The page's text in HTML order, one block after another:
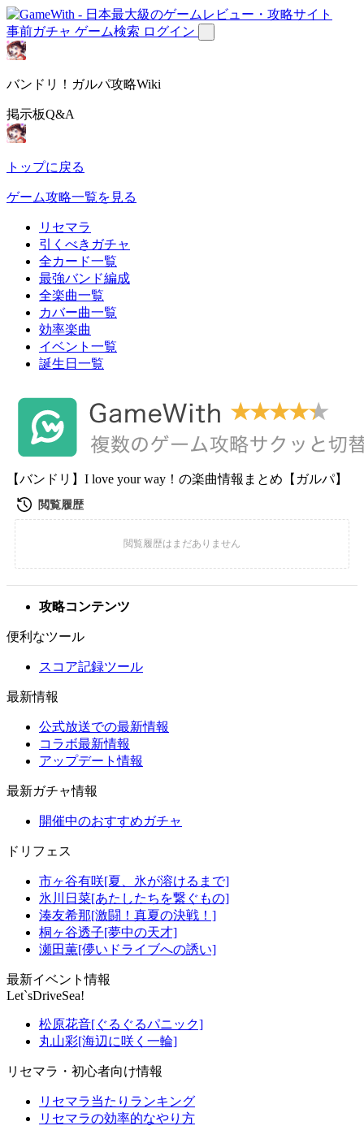
事前ガチャ ゲーム検索 ログイン
バンドリ！ガルパ攻略Wiki
掲示板Q&A
トップに戻る
ゲーム攻略一覧を見る
リセマラ
引くべきガチャ
全カード一覧
最強バンド編成
全楽曲一覧
カバー曲一覧
効率楽曲
イベント一覧
誕生日一覧
【バンドリ】I love your way！の楽曲情報まとめ【ガルパ】
攻略コンテンツ
便利なツール
スコア記録ツール
最新情報
公式放送での最新情報
コラボ最新情報
アップデート情報
最新ガチャ情報
開催中のおすすめガチャ
ドリフェス
市ヶ谷有咲[夏、氷が溶けるまで]
氷川日菜[あたしたちを繋ぐもの]
湊友希那[激闘！真夏の決戦！]
桐ヶ谷透子[夢中の天才]
瀬田薫[儚いドライブへの誘い]
最新イベント情報
Let`sDriveSea!
松原花音[ぐるぐるパニック]
丸山彩[海辺に咲く一輪]
リセマラ・初心者向け情報
リセマラ当たりランキング
リセマラの効率的なやり方